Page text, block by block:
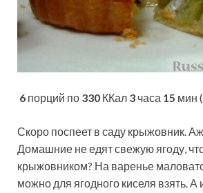
6 порций по 330 ККал 3 часа 15 мин
Скоро поспеет в саду крыжовник.
Домашние не едят свежую ягоду, что
крыжовником? На варенье
можно для ягодного киселя взять. А